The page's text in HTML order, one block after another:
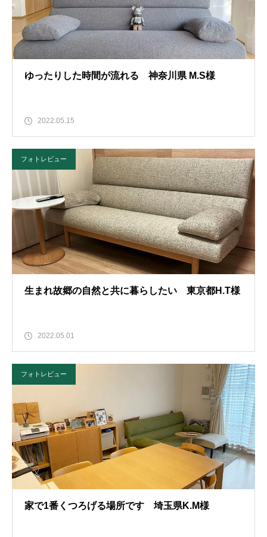
ゆったりした時間が流れる 神奈川県 M.S様
2022.05.15
フォトレビュー
生まれ故郷の自然と共に暮らしたい 東京都H.T様
2022.05.01
フォトレビュー
家で1番くつろげる場所です 埼玉県K.M様